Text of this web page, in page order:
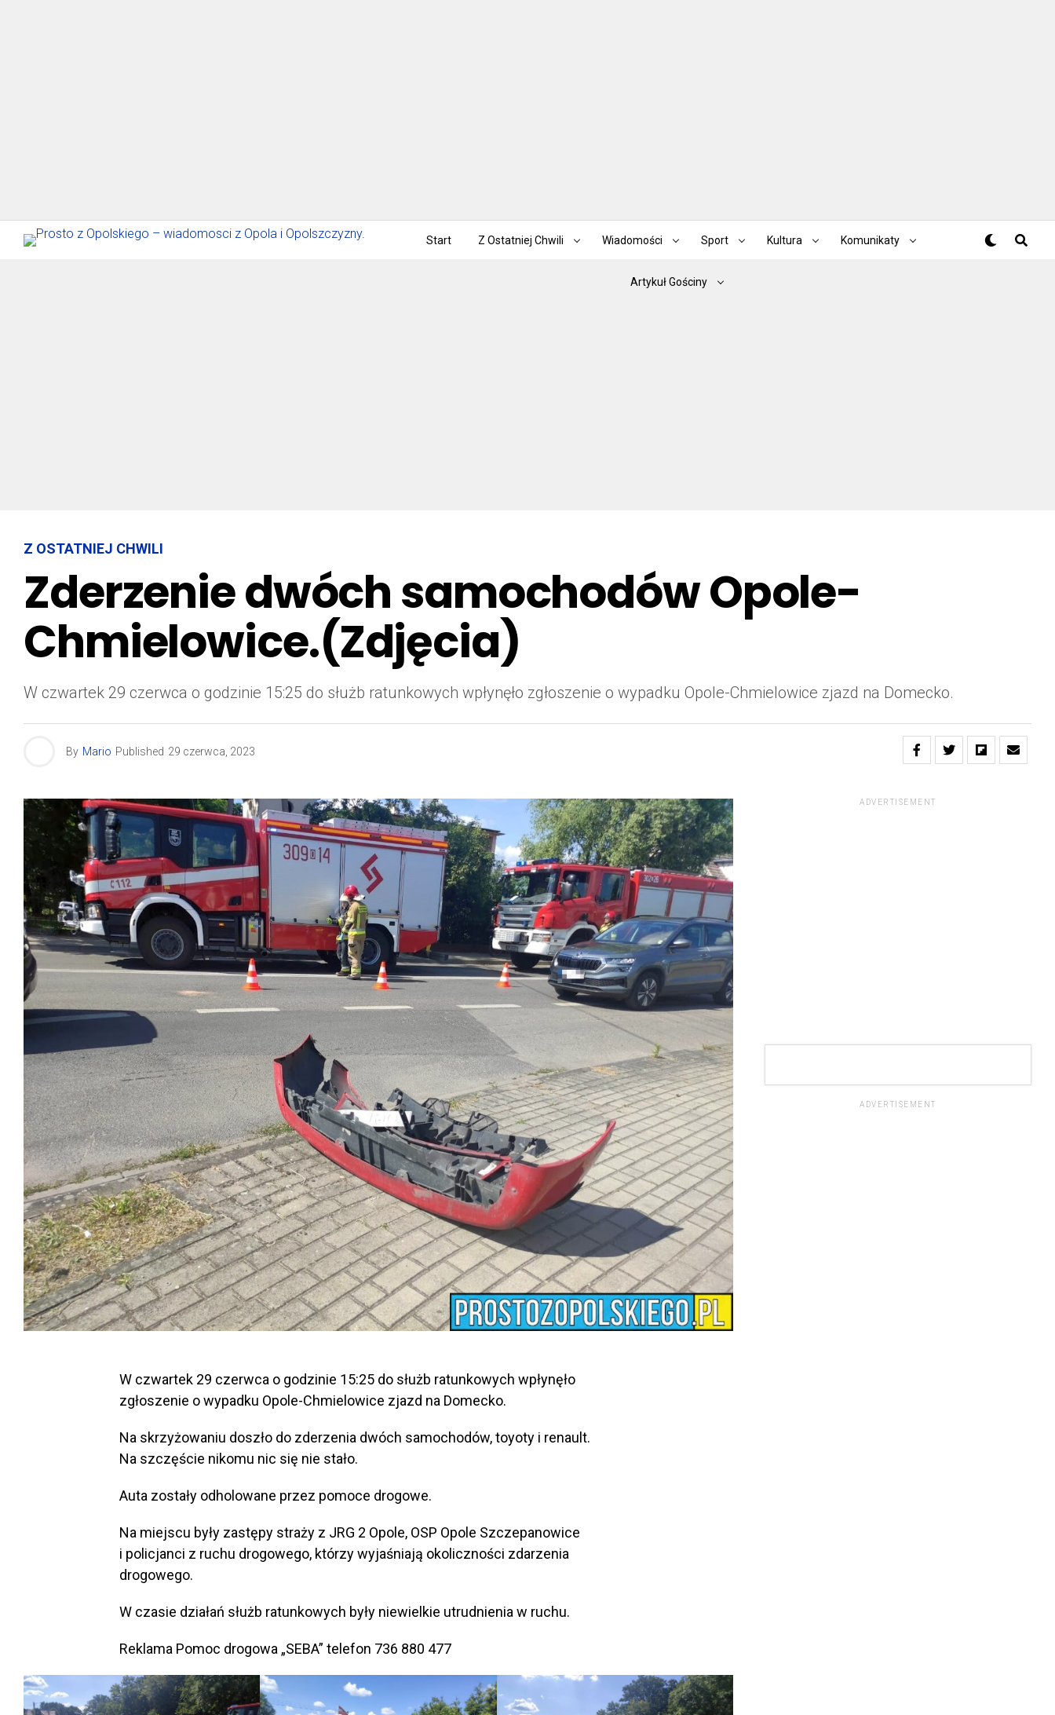
Start Z Ostatniej Chwili Wiadomości Sport Kultura Komunikaty
Artykuł Gościny
Z OSTATNIEJ CHWILI
Zderzenie dwóch samochodów Opole-
Chmielowice.(Zdjęcia)
W czwartek 29 czerwca o godzinie 15:25 do służb ratunkowych wpłynęło zgłoszenie o wypadku Opole-Chmielowice zjazd na Domecko.
By Mario Published 29 czerwca, 2023
W czwartek 29 czerwca o godzinie 15:25 do służb ratunkowych wpłynęło
zgłoszenie o wypadku Opole-Chmielowice zjazd na Domecko.
Na skrzyżowaniu doszło do zderzenia dwóch samochodów, toyoty i renault.
Na szczęście nikomu nic się nie stało.
Auta zostały odholowane przez pomoce drogowe.
Na miejscu były zastępy straży z JRG 2 Opole, OSP Opole Szczepanowice
i policjanci z ruchu drogowego, którzy wyjaśniają okoliczności zdarzenia
drogowego.
W czasie działań służb ratunkowych były niewielkie utrudnienia w ruchu.
Reklama Pomoc drogowa „SEBA” telefon 736 880 477
ADVERTISEMENT
ADVERTISEMENT